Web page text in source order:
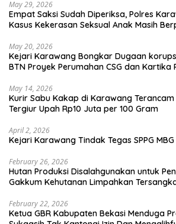
May 29, 2026
Empat Saksi Sudah Diperiksa, Polres
Kasus Kekerasan Seksual Anak Masih
May 20, 2026
Kejari Karawang Bongkar Dugaan
BTN Proyek Perumahan CSG dan Kartika
May 14, 2026
Kurir Sabu Kakap di Karawang
Tergiur Upah Rp10 Juta per 100 Gram
April 2, 2026
Kejari Karawang Tindak Tegas SPPG
February 26, 2026
Hutan Produksi Disalahgunakan untuk
Gakkum Kehutanan Limpahkan
February 22, 2026
Ketua GBR Kabupaten Bekasi Menduga